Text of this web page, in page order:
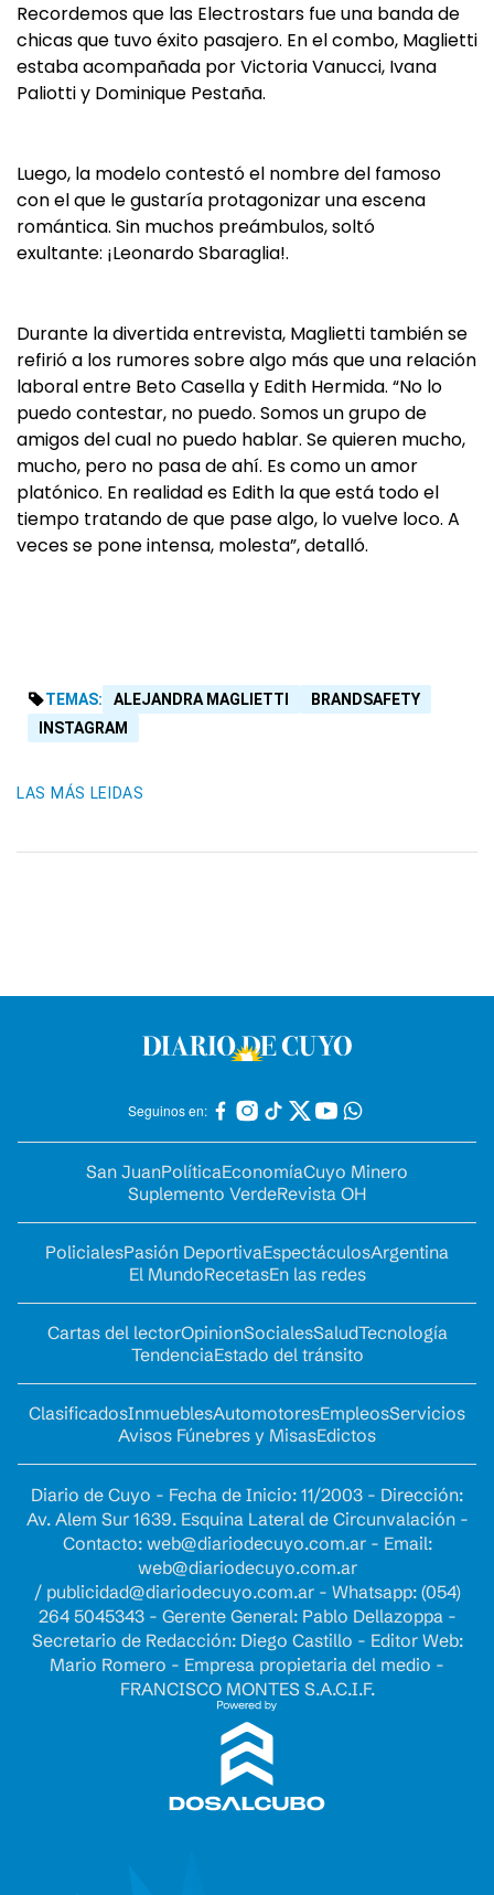
Recordemos que las Electrostars fue una banda de
chicas que tuvo éxito pasajero. En el combo, Maglietti
estaba acompañada por Victoria Vanucci, Ivana
Paliotti y Dominique Pestaña.
Luego, la modelo contestó el nombre del famoso
con el que le gustaría protagonizar una escena
romántica. Sin muchos preámbulos, soltó
exultante: ¡Leonardo Sbaraglia!.
Durante la divertida entrevista, Maglietti también se
refirió a los rumores sobre algo más que una relación
laboral entre Beto Casella y Edith Hermida. “No lo
puedo contestar, no puedo. Somos un grupo de
amigos del cual no puedo hablar. Se quieren mucho,
mucho, pero no pasa de ahí. Es como un amor
platónico. En realidad es Edith la que está todo el
tiempo tratando de que pase algo, lo vuelve loco. A
veces se pone intensa, molesta”, detalló.
TEMAS: ALEJANDRA MAGLIETTI
BRANDSAFETY
INSTAGRAM
LAS MÁS LEIDAS
Seguinos en:
San JuanPolíticaEconomíaCuyo Minero
Suplemento VerdeRevista OH
PolicialesPasión DeportivaEspectáculosArgentina
El MundoRecetasEn las redes
Cartas del lectorOpinionSocialesSaludTecnología
TendenciaEstado del tránsito
ClasificadosInmueblesAutomotoresEmpleosServicios
Avisos Fúnebres y MisasEdictos
Diario de Cuyo - Fecha de Inicio: 11/2003 - Dirección:
Av. Alem Sur 1639. Esquina Lateral de Circunvalación -
Contacto: web@diariodecuyo.com.ar- Email:
web@diariodecuyo.com.ar
/ publicidad@diariodecuyo.com.ar- Whatsapp: (054)
264 5045343 - Gerente General: Pablo Dellazoppa -
Secretario de Redacción: Diego Castillo - Editor Web:
Mario Romero - Empresa propietaria del medio -
FRANCISCO MONTES S.A.C.I.F.